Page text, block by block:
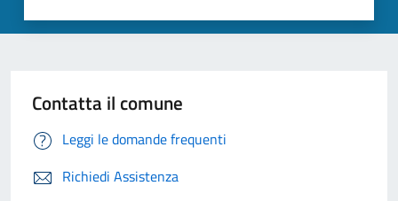
Contatta il comune
Leggi le domande frequenti
Richiedi Assistenza